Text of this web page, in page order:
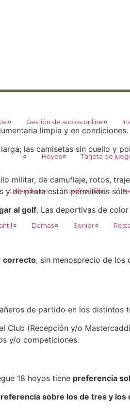
Gestión de socios online
Hoyos Tarjeta de
Calendario Clasificación
Damas Senior
limpia y en condiciones.
las camisetas sin cuello y
militar, de camuflaje, rotos,
y de pirata están permitidos sólo
al golf. Las deportivas de
correcto, sin menosprecio de los
de partido en los distintos
Club (Recepción y/o
y/o competiciones.
18 hoyos tiene preferencia
sobre los de tres y los